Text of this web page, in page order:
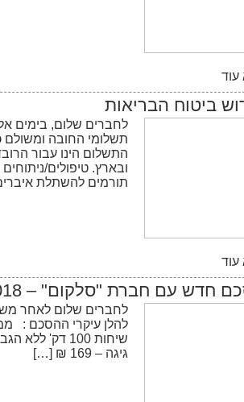
עוד
ביטוח הבריאות
לחברים שלום, בימים
תשלומי החובה
התשלום הינו עבור
ובארץ. טיפולים/
תורמים להשתלת
עוד
חדש עם חברת "סלקום" – 2018
לחברים שלום לאחר
גיגה – 169 ₪ […]